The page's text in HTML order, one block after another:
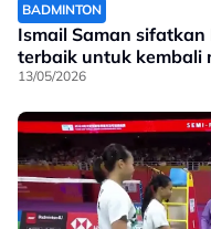
BADMINTON
Ismail Saman sifatkan
terbaik untuk kembali
13/05/2026